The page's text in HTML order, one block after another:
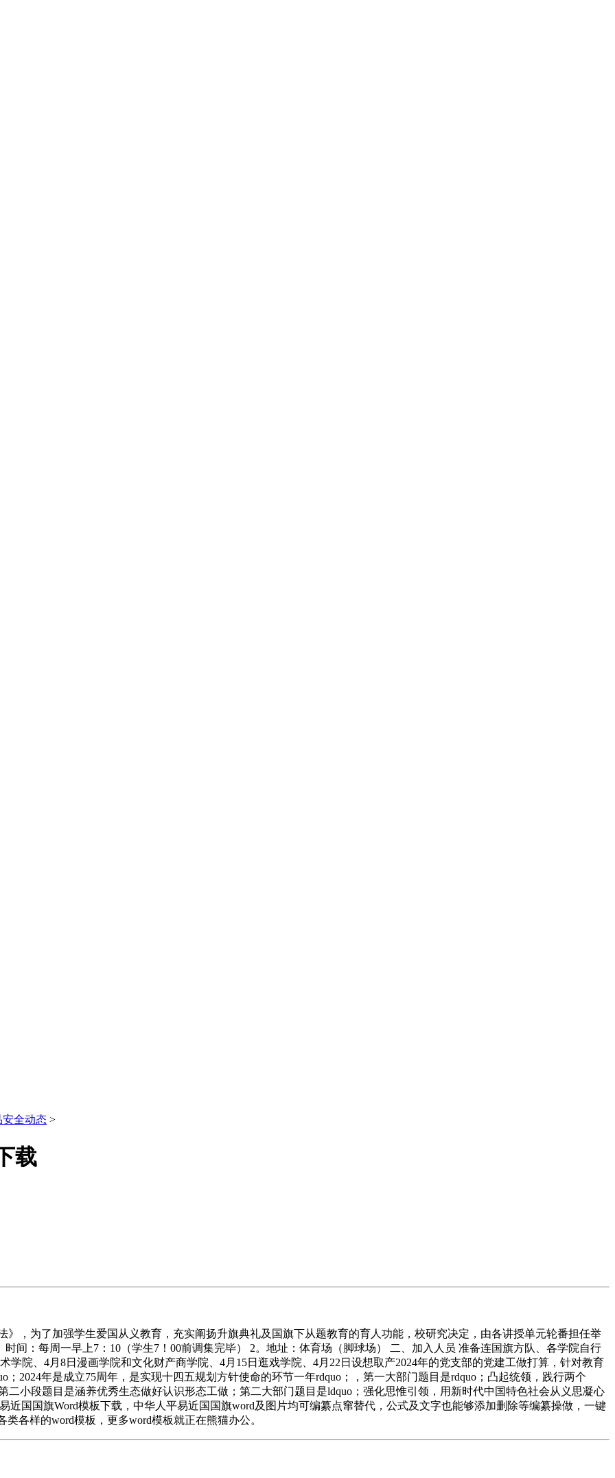
安全动态 >
载
为了加强学生爱国从义教育，充实阐扬升旗典礼及国旗下从题教育的育人功能，校研究决定，由各讲授单元轮番担任举
间：每周一早上7：10（学生7！00前调集完毕） 2。地址：体育场（脚球场） 二、加入人员 准备连国旗方队、各学院自行
学院、4月8日漫画学院和文化财产商学院、4月15日逛戏学院、4月22日设想取产2024年的党支部的党建工做打算，针对教育
2024年是成立75周年，是实现十四五规划方针使命的环节一年rdquo；，第一大部门题目是rdquo；凸起统领，践行两个
二小段题目是涵养优秀生态做好认识形态工做；第二大部门题目是ldquo；强化思惟引领，用新时代中国特色社会从义思凝心
近国国旗Word模板下载，中华人平易近国国旗word及图片均可编纂点窜替代，公式及文字也能够添加删除等编纂操做，一键
各样的word模板，更多word模板就正在熊猫办公。